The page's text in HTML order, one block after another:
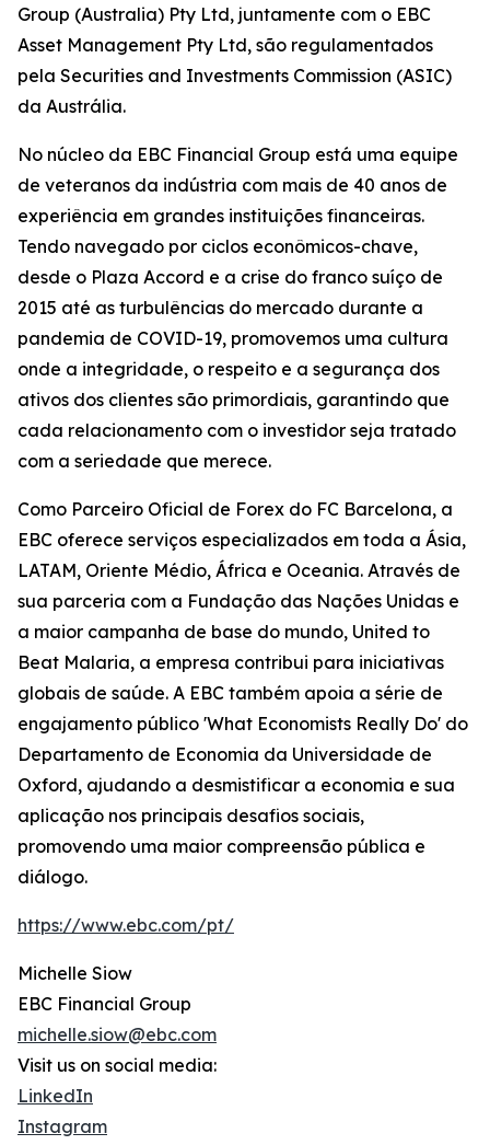
Group (Australia) Pty Ltd, juntamente com o EBC
Asset Management Pty Ltd, são regulamentados
pela Securities and Investments Commission (ASIC)
da Austrália.
No núcleo da EBC Financial Group está uma equipe
de veteranos da indústria com mais de 40 anos de
experiência em grandes instituições financeiras.
Tendo navegado por ciclos econômicos-chave,
desde o Plaza Accord e a crise do franco suíço de
2015 até as turbulências do mercado durante a
pandemia de COVID-19, promovemos uma cultura
onde a integridade, o respeito e a segurança dos
ativos dos clientes são primordiais, garantindo que
cada relacionamento com o investidor seja tratado
com a seriedade que merece.
Como Parceiro Oficial de Forex do FC Barcelona, a
EBC oferece serviços especializados em toda a Ásia,
LATAM, Oriente Médio, África e Oceania. Através de
sua parceria com a Fundação das Nações Unidas e
a maior campanha de base do mundo, United to
Beat Malaria, a empresa contribui para iniciativas
globais de saúde. A EBC também apoia a série de
engajamento público 'What Economists Really Do' do
Departamento de Economia da Universidade de
Oxford, ajudando a desmistificar a economia e sua
aplicação nos principais desafios sociais,
promovendo uma maior compreensão pública e
diálogo.
https://www.ebc.com/pt/
Michelle Siow
EBC Financial Group
michelle.siow@ebc.com
Visit us on social media:
LinkedIn
Instagram